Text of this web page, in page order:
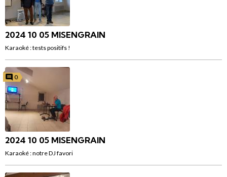
2024 10 05 MISENGRAIN
Karaoké : tests positifs !
0
2024 10 05 MISENGRAIN
Karaoké : notre DJ favori